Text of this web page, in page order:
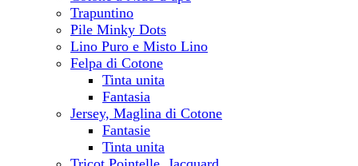
Trapuntino
Pile Minky Dots
Lino Puro e Misto Lino
Felpa di Cotone
Tinta unita
Fantasia
Jersey, Maglina di Cotone
Fantasie
Tinta unita